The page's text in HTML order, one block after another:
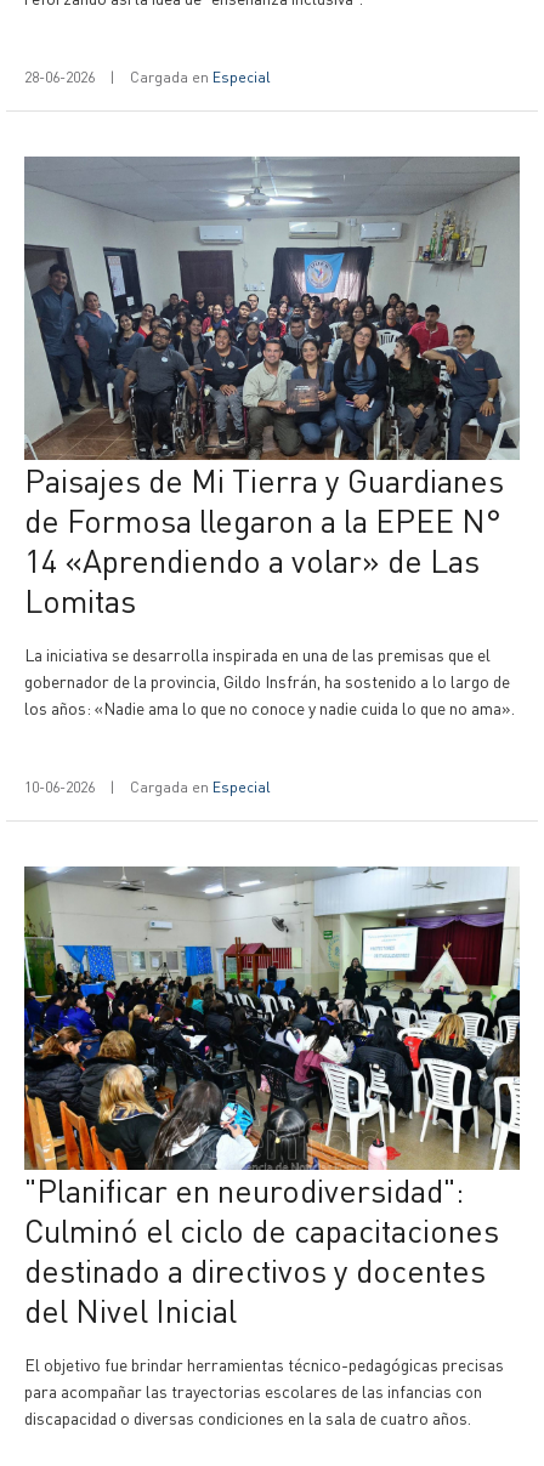
28-06-2026 | Cargada en Especial
Paisajes de Mi Tierra y Guardianes
de Formosa llegaron a la EPEE N°
14 «Aprendiendo a volar» de Las
Lomitas
La iniciativa se desarrolla inspirada en una de las premisas que el
gobernador de la provincia, Gildo Insfrán, ha sostenido a lo largo de
los años: «Nadie ama lo que no conoce y nadie cuida lo que no ama».
10-06-2026 | Cargada en Especial
"Planificar en neurodiversidad":
Culminó el ciclo de capacitaciones
destinado a directivos y docentes
del Nivel Inicial
El objetivo fue brindar herramientas técnico-pedagógicas precisas
para acompañar las trayectorias escolares de las infancias con
discapacidad o diversas condiciones en la sala de cuatro años.